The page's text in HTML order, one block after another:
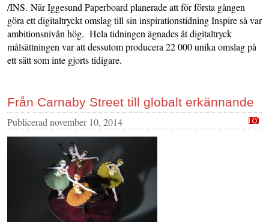
/INS. När Iggesund Paperboard planerade att för första gången
göra ett digitaltryckt omslag till sin inspirationstidning Inspire så var
ambitionsnivån hög. Hela tidningen ägnades åt digitaltryck
målsättningen var att dessutom producera 22 000 unika omslag på
ett sätt som inte gjorts tidigare.
Från Carnaby Street till globalt erkännande
Publicerad november 10, 2014